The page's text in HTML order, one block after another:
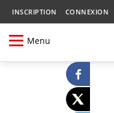
INSCRIPTION CONNEXION
Menu